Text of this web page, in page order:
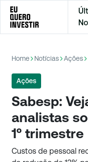
Home Notícias Ações
Ações
Sabesp:
analistas
1º trimestre
Custos de pessoal